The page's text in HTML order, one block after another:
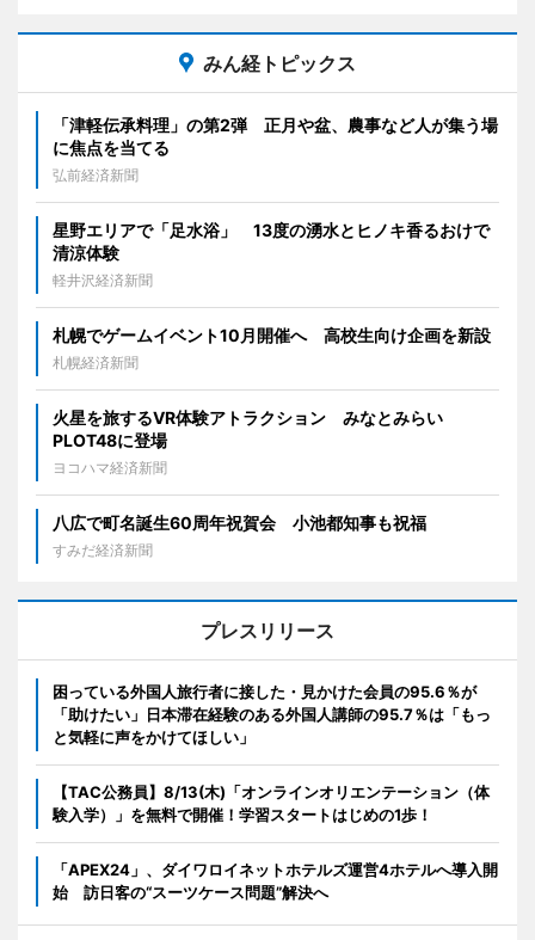
みん経トピックス
「津軽伝承料理」の第2弾 正月や盆、農事など人が集う場
に焦点を当てる
弘前経済新聞
星野エリアで「足水浴」 13度の湧水とヒノキ香るおけで
清涼体験
軽井沢経済新聞
札幌でゲームイベント10月開催へ 高校生向け企画を新設
札幌経済新聞
火星を旅するVR体験アトラクション みなとみらい
PLOT48に登場
ヨコハマ経済新聞
八広で町名誕生60周年祝賀会 小池都知事も祝福
すみだ経済新聞
プレスリリース
困っている外国人旅行者に接した・見かけた会員の95.6％が
「助けたい」日本滞在経験のある外国人講師の95.7％は「もっ
と気軽に声をかけてほしい」
【TAC公務員】8/13(木)「オンラインオリエンテーション（体
験入学）」を無料で開催！学習スタートはじめの1歩！
「APEX24」、ダイワロイネットホテルズ運営4ホテルへ導入開
始 訪日客の“スーツケース問題”解決へ